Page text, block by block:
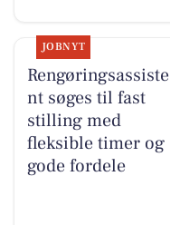
JOBNYT
Rengøringsassiste
nt søges til fast
stilling med
fleksible timer og
gode fordele